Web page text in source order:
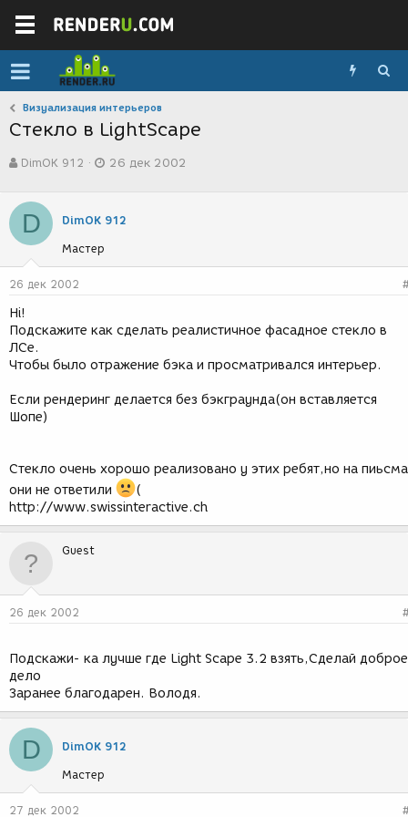
Визуализация интерьеров
Стекло в LightScape
в
о
р
т
е
м
ы
DimOK 912
а
с
д
я
26 дек 2002
D DimOK 912
Мастер
26 дек 2002
Hi!
Подскажите как сделать реалистичное фасадное стекло в
ЛСе.
Чтобы было отражение бэка и просматривался интерьер.
Если рендеринг делается без бэкграунда(он вставляется
Шопе)
Стекло очень хорошо реализовано у этих ребят,но на пиьсма
они не ответили
(
http://www.swissinteractive.ch
Guest
26 дек 2002
Подскажи- ка лучше где Light Scape 3.2 взять,Сделай доброе
дело
Заранее благодарен. Володя.
D DimOK 912
Мастер
27 дек 2002